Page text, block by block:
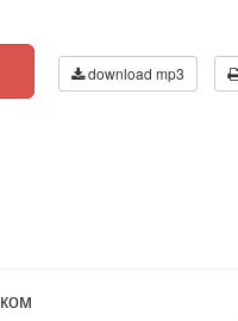
download mp3